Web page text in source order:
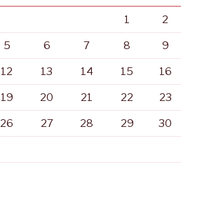
1 2
5 6 7 8 9
12 13 14 15 16
19 20 21 22 23
26 27 28 29 30